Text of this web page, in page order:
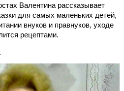
Валентина рассказывает
для самых маленьких детей,
внуков и правнуков, уходе
рецептами.